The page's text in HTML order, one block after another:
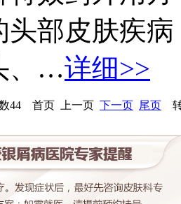
头部皮肤疾
、…详细>>
数44 首页 上一页 下一页 尾页